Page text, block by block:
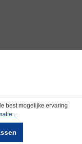
best mogelijke ervaring